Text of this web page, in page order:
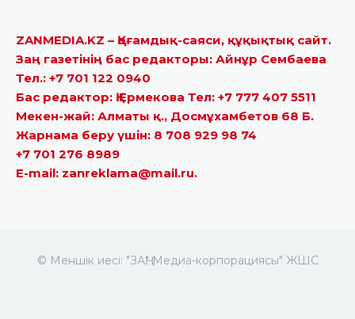
ZANMEDIA.KZ – Қоғамдық-саяси, құқықтық сайт.
Заң газетінің бас редакторы: Айнұр Сембаева
Тел.: +7 701 122 0940
Бас редактор: Қ.Ермекова Тел: +7 777 407 5511
Мекен-жай: Алматы қ., Досмұхамбетов 68 Б.
Жарнама беру үшін: 8 708 929 98 74
+7 701 276 8989
E-mail: zanreklama@mail.ru.
© Меншік иесі: "ЗАҢ" Медиа-корпорациясы" ЖШС